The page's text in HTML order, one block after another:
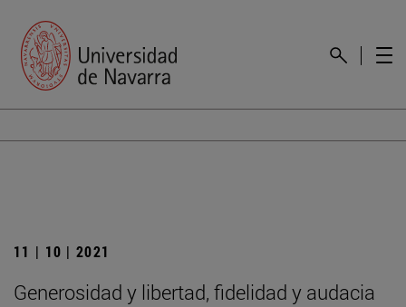
11 | 10 | 2021
Generosidad y libertad, fidelidad y audacia